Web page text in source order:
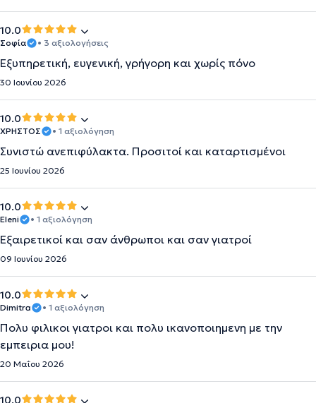
10.0
Σοφία • 3 αξιολογήσεις
Εξυπηρετική, ευγενική, γρήγορη και χωρίς πόνο
30 Ιουνίου 2026
10.0
ΧΡΉΣΤΟΣ • 1 αξιολόγηση
Συνιστώ ανεπιφύλακτα. Προσιτοί και καταρτισμένοι
25 Ιουνίου 2026
10.0
Eleni • 1 αξιολόγηση
Εξαιρετικοί και σαν άνθρωποι και σαν γιατροί
09 Ιουνίου 2026
10.0
Dimitra • 1 αξιολόγηση
Πολυ φιλικοι γιατροι και πολυ ικανοποιημενη με την
εμπειρια μου!
20 Μαΐου 2026
10.0